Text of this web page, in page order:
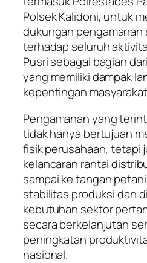
Polsek Kalidoni, untuk
dukungan pengamanan
terhadap seluruh
Pusri sebagai bagian
yang memiliki dampak
kepentingan
Pengamanan yang
tidak hanya bertujuan
fisik perusahaan, tetapi
kelancaran rantai
sampai ke tangan
stabilitas produksi dan
kebutuhan sektor
secara berkelanjutan
peningkatan
nasional.